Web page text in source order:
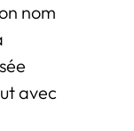
nom
avec